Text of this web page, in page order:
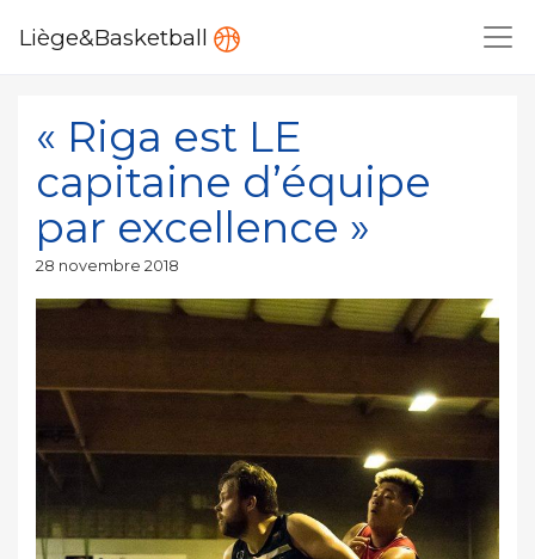
Liège&Basketball
« Riga est LE
capitaine d’équipe
par excellence »
Publié
28 novembre 2018